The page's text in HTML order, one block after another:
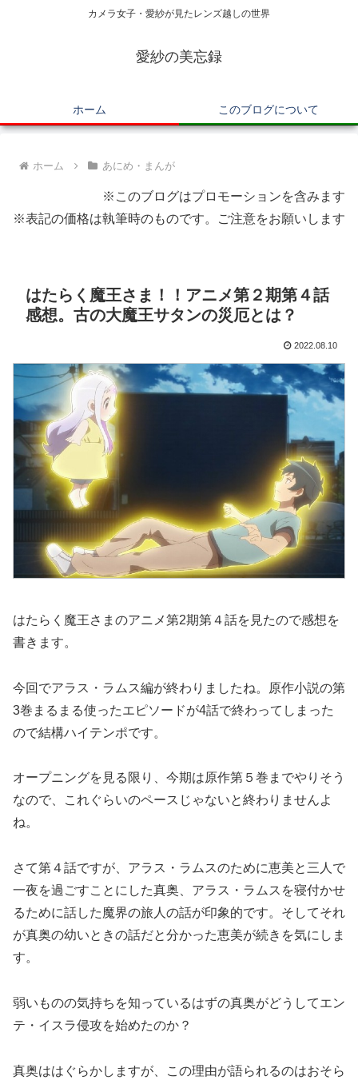
カメラ女子・愛紗が見たレンズ越しの世界
愛紗の美忘録
ホーム このブログについて
ホーム あにめ・まんが
※このブログはプロモーションを含みます
※表記の価格は執筆時のものです。ご注意をお願いします
はたらく魔王さま！！アニメ第２期第４話
感想。古の大魔王サタンの災厄とは？
2022.08.10
はたらく魔王さまのアニメ第2期第４話を見たので感想を
書きます。
今回でアラス・ラムス編が終わりましたね。原作小説の第
3巻まるまる使ったエピソードが4話で終わってしまった
ので結構ハイテンポです。
オープニングを見る限り、今期は原作第５巻までやりそう
なので、これぐらいのペースじゃないと終わりませんよ
ね。
さて第４話ですが、アラス・ラムスのために恵美と三人で
一夜を過ごすことにした真奥、アラス・ラムスを寝付かせ
るために話した魔界の旅人の話が印象的です。そしてそれ
が真奥の幼いときの話だと分かった恵美が続きを気にしま
す。
弱いものの気持ちを知っているはずの真奥がどうしてエン
テ・イスラ侵攻を始めたのか？
真奥ははぐらかしますが、この理由が語られるのはおそら